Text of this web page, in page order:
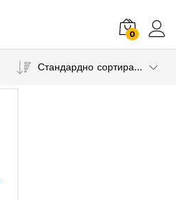
0
Стандардно сортирање